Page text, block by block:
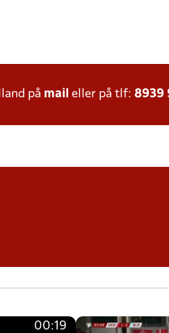
på mail eller på tlf: 8939
00:19